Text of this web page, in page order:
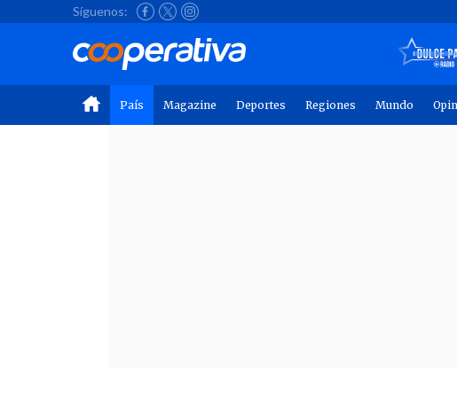
Síguenos:
País Magazine Deportes Regiones Mundo